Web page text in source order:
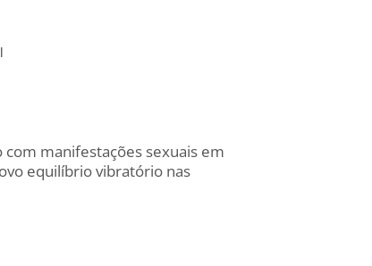
manifestações sexuais em
equilíbrio vibratório nas